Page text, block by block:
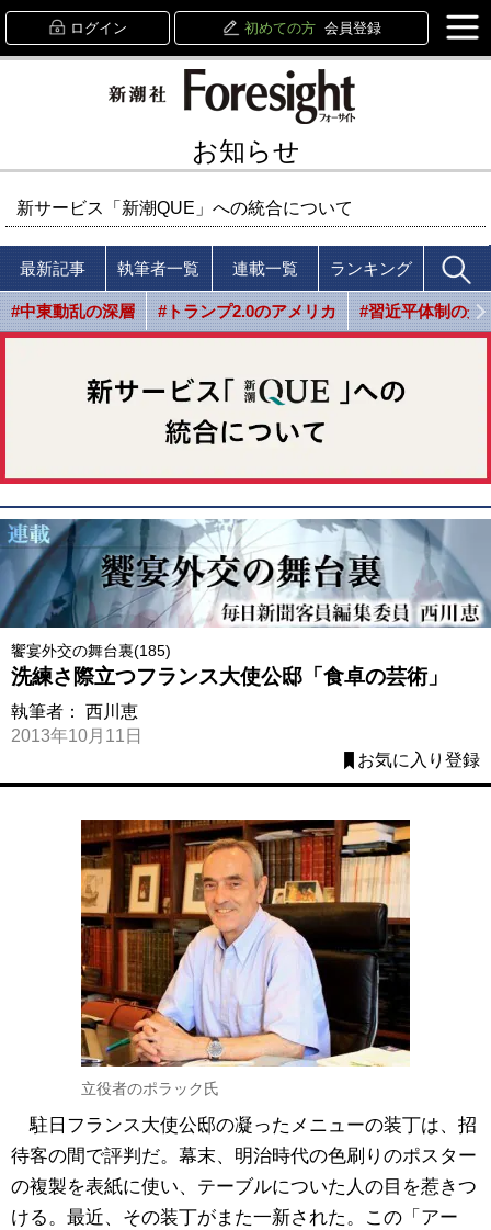
ログイン 初めての方 会員登録
お知らせ
新サービス「新潮QUE」への統合について
最新記事 執筆者一覧 連載一覧 ランキング
#中東動乱の深層 #トランプ2.0のアメリカ #習近平体制の光
饗宴外交の舞台裏(185)
洗練さ際立つフランス大使公邸「食卓の芸術」
執筆者： 西川恵
2013年10月11日
お気に入り登録
立役者のポラック氏
駐日フランス大使公邸の凝ったメニューの装丁は、招
待客の間で評判だ。幕末、明治時代の色刷りのポスター
の複製を表紙に使い、テーブルについた人の目を惹きつ
ける。最近、その装丁がまた一新された。この「アー